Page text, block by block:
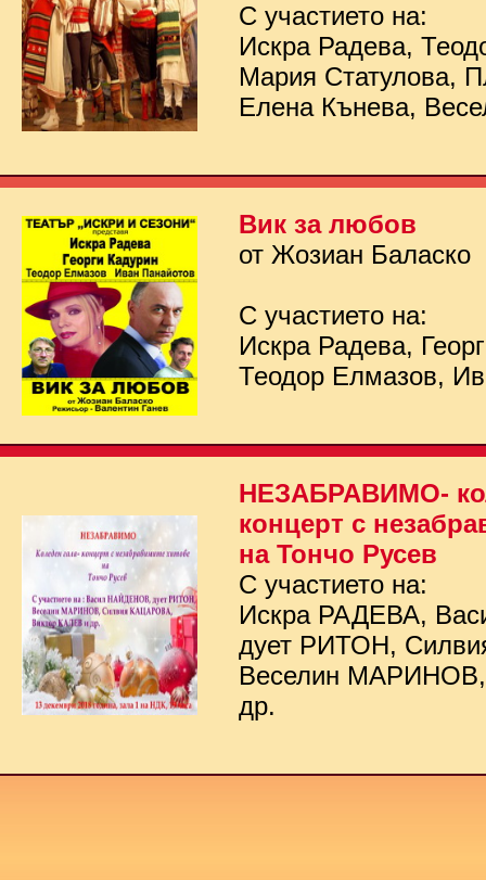
С участието на:
Искра Радева,
Мария Статулова,
Елена Кънева,
Вик за любов
от Жозиан Баласко
С участието на:
Искра Радева,
Теодор Елмазов,
НЕЗАБРАВИМО-
концерт с
на Тончо Русев
С участието на:
Искра РАДЕВА,
дует РИТОН,
Веселин
др.